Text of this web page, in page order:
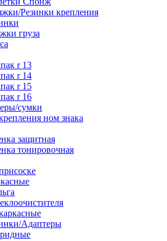
Резинки крепления
груза
r 13
r 14
r 15
r 16
сумки
ном знака
защитная
тонировочная
Адаптеры